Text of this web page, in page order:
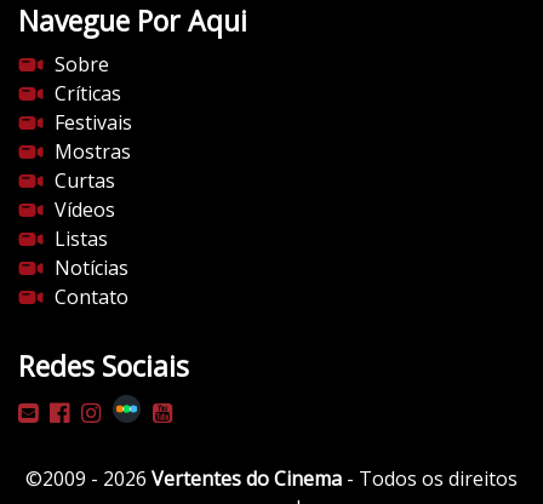
e
d
o
c
i
n
e
m
a
.
o
m
/
p
Navegue Por Aqui
Sobre
Críticas
Festivais
Mostras
Curtas
Vídeos
Listas
Notícias
Contato
Redes Sociais
©2009 - 2026 Vertentes do Cinema - Todos os direitos